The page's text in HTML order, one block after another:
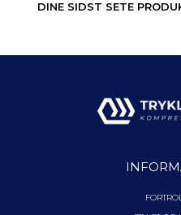
DINE SIDST SETE